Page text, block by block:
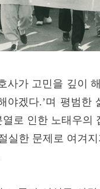
사가 고민을 깊이
야겠다.’며 평범한
로 인한 노태우의
실한 문제로 여겨